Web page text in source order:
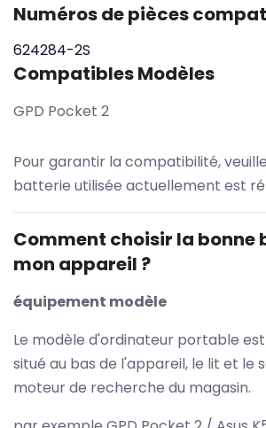
Numéros de pièces
624284-2S
Compatibles Modèles
GPD Pocket 2
Pour garantir la compatibilité,
batterie utilisée actuellement est
Comment choisir la bonne
mon appareil ?
équipement modèle
Le modèle d'ordinateur portable
situé au bas de l'appareil, le lit et le
moteur de recherche du magasin.